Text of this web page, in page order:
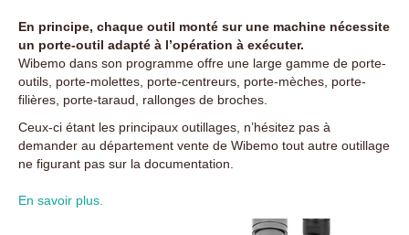
En principe, chaque outil monté sur une machine nécessite
un porte-outil adapté à l’opération à exécuter.
Wibemo dans son programme offre une large gamme de porte-
outils, porte-molettes, porte-centreurs, porte-mèches, porte-
filières, porte-taraud, rallonges de broches.
Ceux-ci étant les principaux outillages, n’hésitez pas à
demander au département vente de Wibemo tout autre outillage
ne figurant pas sur la documentation.
En savoir plus.